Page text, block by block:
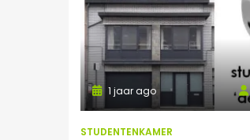
1 jaar ago
STUDENTENKAMER